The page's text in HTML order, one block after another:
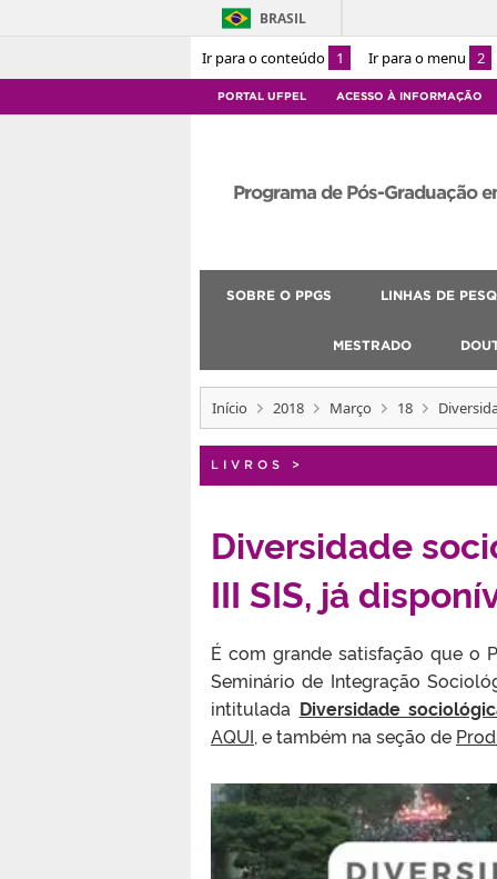
Ir para o conteúdo 1 Ir para o menu 2
BRASIL
PORTAL UFPEL ACESSO À INFORMAÇÃO
Programa de Pós-Graduação
SOBRE O PPGS LINHAS DE
MESTRADO
Início 2018 Março 18
LIVROS >
Diversidade
III SIS, já
É com grande satisfação que o
Seminário de Integração
intitulada Diversidade
AQUI, e também na seção de